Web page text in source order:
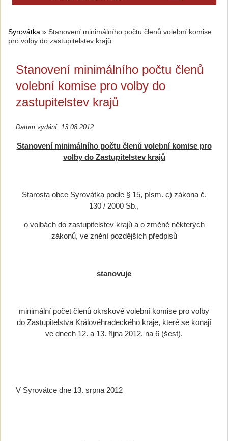
Syrovátka » Stanovení minimálního počtu členů volební komise
pro volby do zastupitelstev krajů
Stanovení minimálního počtu členů
volební komise pro volby do
zastupitelstev krajů
Datum vydání: 13.08.2012
Stanovení minimálního počtu členů volební komise pro
volby do Zastupitelstev krajů
Starosta obce Syrovátka podle § 15, písm. c) zákona č.
130 / 2000 Sb.,
o volbách do zastupitelstev krajů a o změně některých
zákonů, ve znění pozdějších předpisů
stanovuje
minimální počet členů okrskové volební komise pro volby
do Zastupitelstva Královéhradeckého kraje, které se konají
ve dnech 12. a 13. října 2012, na 6 (šest).
V Syrovátce dne 13. srpna 2012